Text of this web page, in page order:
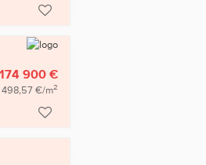
174 900 €
498,57 €/m2